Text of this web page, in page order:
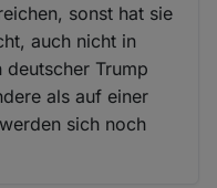
sonst hat sie
auch nicht in
deutscher Trump
als auf einer
sich noch